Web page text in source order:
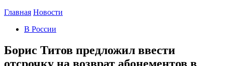
Главная Новости
В России
Борис Титов предложил ввести